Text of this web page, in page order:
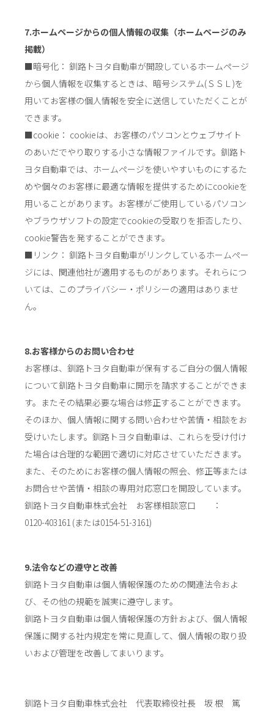
7.ホームページからの個人情報の収集（ホームページのみ
掲載）
■暗号化： 釧路トヨタ自動車が開設しているホームページ
から個人情報を収集するときは、暗号システム(ＳＳＬ)を
用いてお客様の個人情報を安全に送信していただくことが
できます。
■cookie： cookieは、お客様のパソコンとウェブサイト
のあいだでやり取りする小さな情報ファイルです。釧路ト
ヨタ自動車では、ホームページを使いやすいものにするた
めや個々のお客様に最適な情報を提供するためにcookieを
用いることがあります。お客様がご使用しているパソコン
やブラウザソフトの設定でcookieの受取りを拒否したり、
cookie警告を発することができます。
■リンク： 釧路トヨタ自動車がリンクしているホームペー
ジには、関連他社が適用するものがあります。それらにつ
いては、このプライバシー・ポリシーの適用はありませ
ん。
8.お客様からのお問い合わせ
お客様は、釧路トヨタ自動車が保有するご自分の個人情報
について釧路トヨタ自動車に開示を請求することができま
す。またその結果必要な場合は修正することができます。
そのほか、個人情報に関する問い合わせや苦情・相談をお
受けいたします。釧路トヨタ自動車は、これらを受け付け
た場合は合理的な範囲で適切に対応させていただきます。
また、そのためにお客様の個人情報の照会、修正等または
お問合せや苦情・相談の専用対応窓口を開設しています。
釧路トヨタ自動車株式会社 お客様相談窓口 ：
0120-403161 (または0154-51-3161)
9.法令などの遵守と改善
釧路トヨタ自動車は個人情報保護のための関連法令およ
び、その他の規範を誠実に遵守します。
釧路トヨタ自動車は個人情報保護の方針および、個人情報
保護に関する社内規定を常に見直して、個人情報の取り扱
いおよび管理を改善してまいります。
釧路トヨタ自動車株式会社 代表取締役社長 坂 根 篤